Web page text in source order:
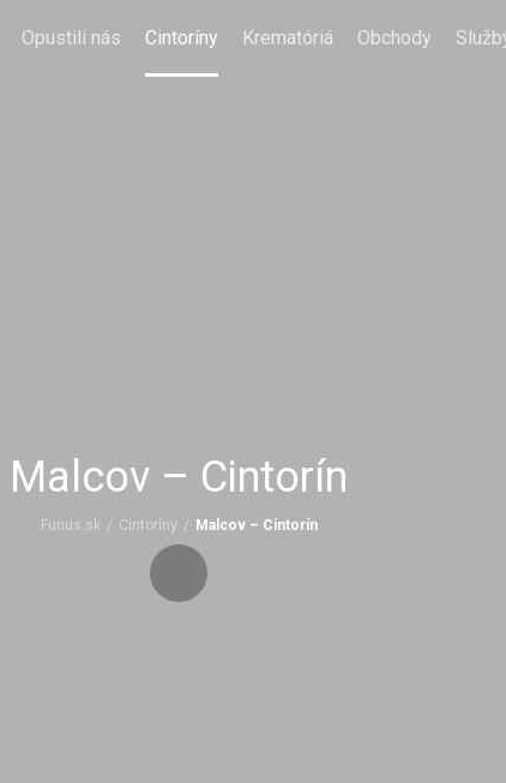
Opustili nás Cintoríny Krematóriá Obchody
Malcov – Cintorín
Funus.sk / Cintoríny / Malcov – Cintorín